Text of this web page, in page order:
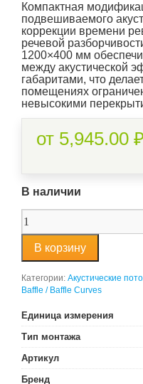
Компактная
подвешиваемого
коррекции времени
речевой
1200×400 мм
между акустической
габаритами, что
помещениях
невысокими
от 5,945.00
В наличии
Категории: Акустические
Baffle / Baffle Curves
Единица измерения
Тип монтажа
Артикул
Бренд
В корзину